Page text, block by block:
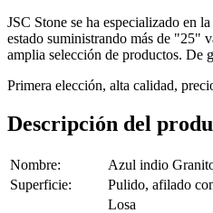
JSC Stone se ha especializado en
estado suministrando más de "25"
amplia selección de productos. De
Primera elección, alta calidad,
Descripción del
Nombre:
Azul indio
Superficie:
Pulido, afilado
Losa